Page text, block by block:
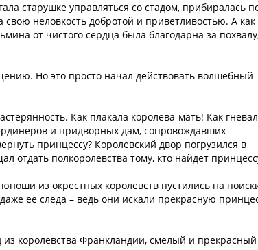
старушке управляться со стадом, прибиралась
неловкость добротой и приветливостью. А как
от чистого сердца была благодарна за
Но это просто начал действовать волшебный
Как плакала королева-мать! Как
и придворных дам, сопровождавших
принцессу? Королевский двор погрузился в
отдать полкоролевства тому, кто найдет
из окрестных королевств пустились на
ее следа – ведь они искали прекрасную
королевства Франкландии, смелый и прекрасный